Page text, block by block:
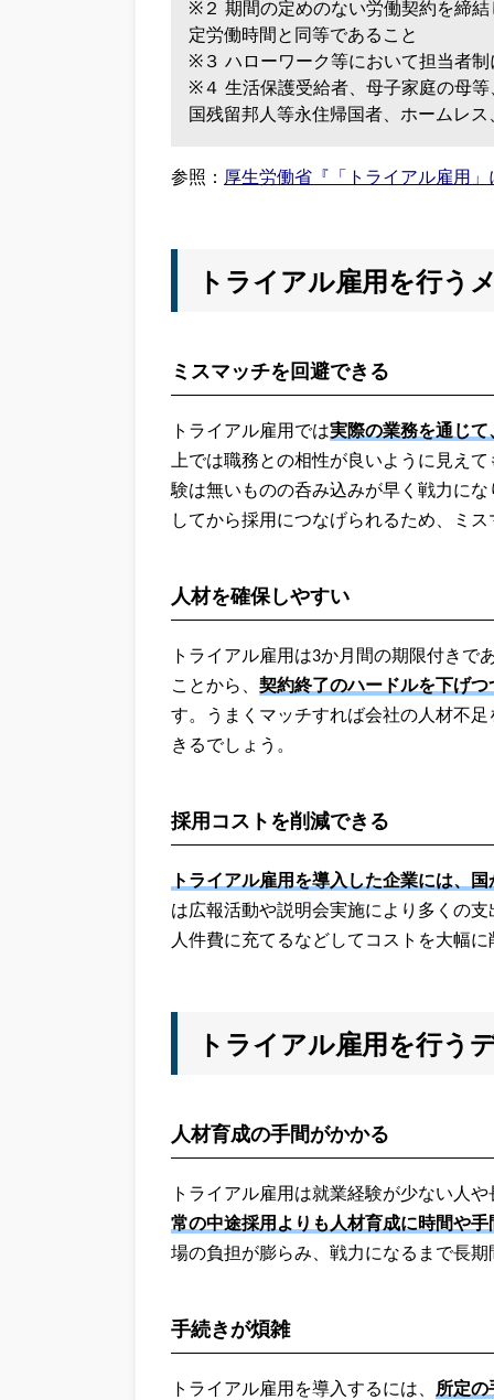
※２ 期間の定めのない労働契約を締
定労働時間と同等であること
※３ ハローワーク等において担当者
※４ 生活保護受給者、母子家庭の母
国残留邦人等永住帰国者、ホームレ
参照： 厚生労働省『「トライアル雇用
トライアル雇用を行う
ミスマッチを回避できる
トライアル雇用では実際の業務を通じ
上では職務との相性が良いように見え
験は無いものの呑み込みが早く戦力に
してから採用につなげられるため、ミ
人材を確保しやすい
トライアル雇用は3か月間の期限付き
ことから、 契約終了のハードルを下げ
す。うまくマッチすれば会社の人材不
きるでしょう。
採用コストを削減できる
トライアル雇用を導入した企業には、
は広報活動や説明会実施により多くの
人件費に充てるなどしてコストを大幅
トライアル雇用を行う
人材育成の手間がかかる
トライアル雇用は就業経験が少ない人
常の中途採用よりも人材育成に時間や
場の負担が膨らみ、戦力になるまで長
手続きが煩雑
トライアル雇用を導入するには、 所定の